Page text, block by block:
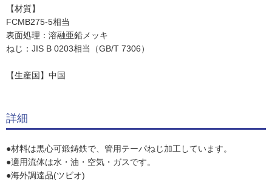
【材質】
FCMB275-5相当
表面処理：溶融亜鉛メッキ
ねじ：JIS B 0203相当（GB/T 7306）
【生産国】中国
詳細
●材料は黒心可鍛鋳鉄で、管用テーパねじ加工しています。
●適用流体は水・油・空気・ガスです。
●海外調達品(ツビオ)